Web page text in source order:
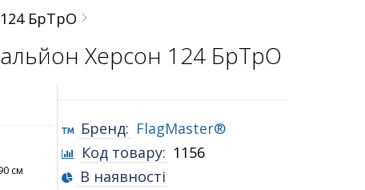
БрТрО
Херсон 124 БрТрО
см
Бренд: FlagMaster®
Код товару: 1156
В наявності